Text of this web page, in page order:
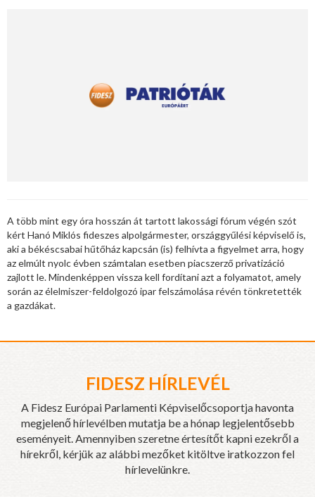
A több mint egy óra hosszán át tartott lakossági fórum végén szót
kért Hanó Miklós fideszes alpolgármester, országgyűlési képviselő is,
aki a békéscsabai hűtőház kapcsán (is) felhívta a figyelmet arra, hogy
az elmúlt nyolc évben számtalan esetben piacszerző privatizáció
zajlott le. Mindenképpen vissza kell fordítani azt a folyamatot, amely
során az élelmiszer-feldolgozó ipar felszámolása révén tönkretették
a gazdákat.
FIDESZ HÍRLEVÉL
A Fidesz Európai Parlamenti Képviselőcsoportja havonta
megjelenő hírlevélben mutatja be a hónap legjelentősebb
eseményeit. Amennyiben szeretne értesítőt kapni ezekről a
hírekről, kérjük az alábbi mezőket kitöltve iratkozzon fel
hírlevelünkre.